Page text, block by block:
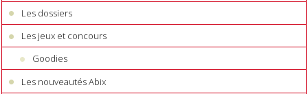
Les dossiers
Les jeux et concours
Goodies
Les nouveautés Abix